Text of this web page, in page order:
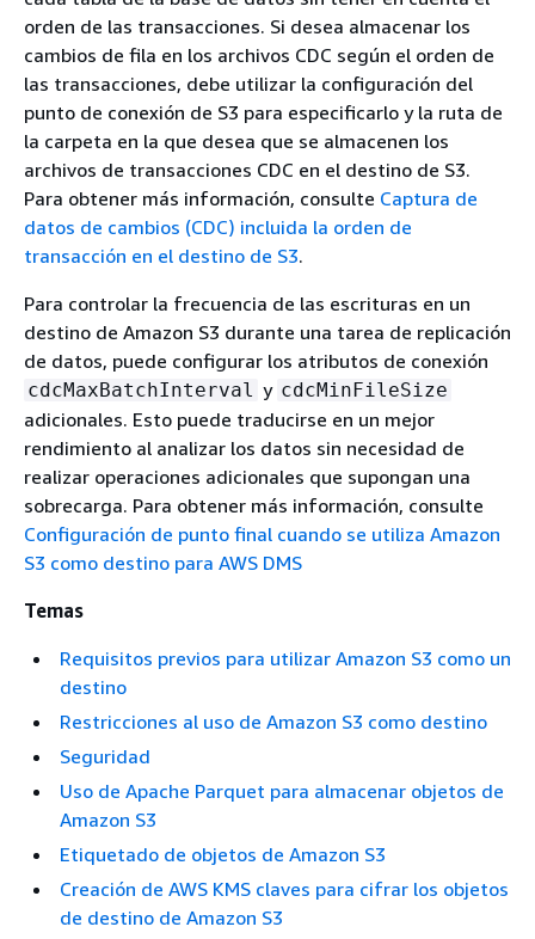
orden de las transacciones. Si desea almacenar los
cambios de fila en los archivos CDC según el orden de
las transacciones, debe utilizar la configuración del
punto de conexión de S3 para especificarlo y la ruta de
la carpeta en la que desea que se almacenen los
archivos de transacciones CDC en el destino de S3.
Para obtener más información, consulte Captura de
datos de cambios (CDC) incluida la orden de
transacción en el destino de S3.
Para controlar la frecuencia de las escrituras en un
destino de Amazon S3 durante una tarea de replicación
de datos, puede configurar los atributos de conexión
cdcMaxBatchInterval y cdcMinFileSize
adicionales. Esto puede traducirse en un mejor
rendimiento al analizar los datos sin necesidad de
realizar operaciones adicionales que supongan una
sobrecarga. Para obtener más información, consulte
Configuración de punto final cuando se utiliza Amazon
S3 como destino para AWS DMS
Temas
Requisitos previos para utilizar Amazon S3 como un
destino
Restricciones al uso de Amazon S3 como destino
Seguridad
Uso de Apache Parquet para almacenar objetos de
Amazon S3
Etiquetado de objetos de Amazon S3
Creación de AWS KMS claves para cifrar los objetos
de destino de Amazon S3